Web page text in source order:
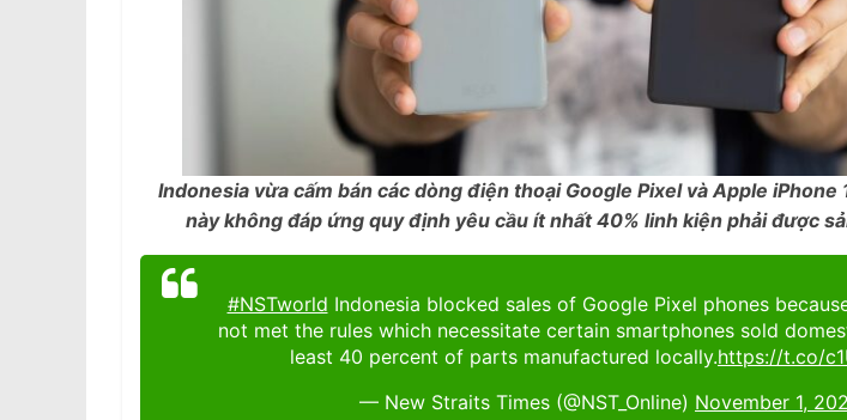
Indonesia vừa cấm bán các dòng điện thoại Google Pixel và Apple iPhone
này không đáp ứng quy định yêu cầu ít nhất 40% linh kiện phải được
#NSTworld Indonesia blocked sales of Google Pixel phones
not met the rules which necessitate certain smartphones sold
least 40 percent of parts manufactured locally.https://t.co/
— New Straits Times (@NST_Online) November 1,